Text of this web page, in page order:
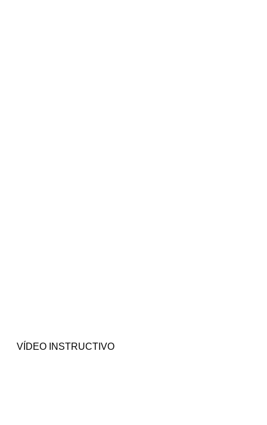
VÍDEO INSTRUCTIVO